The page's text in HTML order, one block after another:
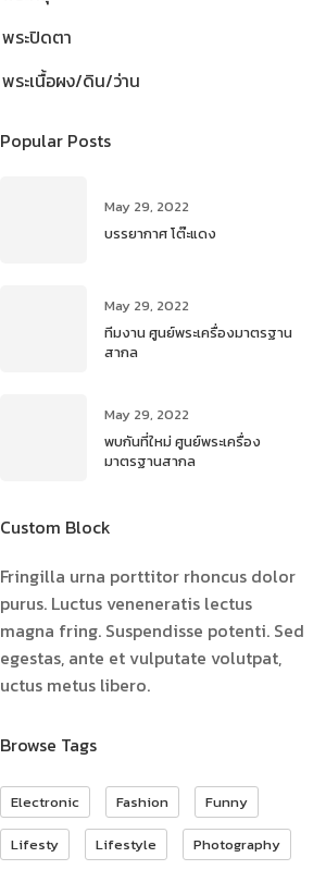
พระปิดตา
พระเนื้อผง/ดิน/ว่าน
Popular Posts
May 29, 2022
บรรยากาศ โต๊ะแดง
May 29, 2022
ทีมงาน ศูนย์พระเครื่องมาตรฐาน
สากล
May 29, 2022
พบกันที่ใหม่ ศูนย์พระเครื่อง
มาตรฐานสากล
Custom Block
Fringilla urna porttitor rhoncus dolor
purus. Luctus veneneratis lectus
magna fring. Suspendisse potenti. Sed
egestas, ante et vulputate volutpat,
uctus metus libero.
Browse Tags
Electronic Fashion Funny
Lifesty Lifestyle Photography